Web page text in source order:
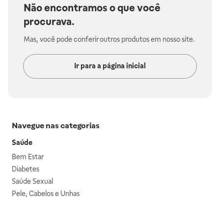
Não encontramos o que você
procurava.
Mas, você pode conferir outros produtos em nosso site.
Ir para a página inicial
Navegue nas categorias
Saúde
Bem Estar
Diabetes
Saúde Sexual
Pele, Cabelos e Unhas